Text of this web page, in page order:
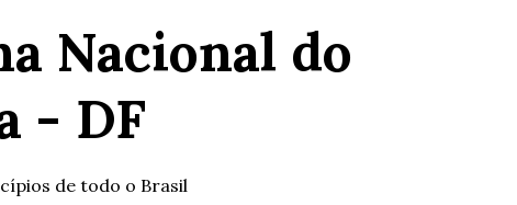
Nacional do
- DF
de todo o Brasil